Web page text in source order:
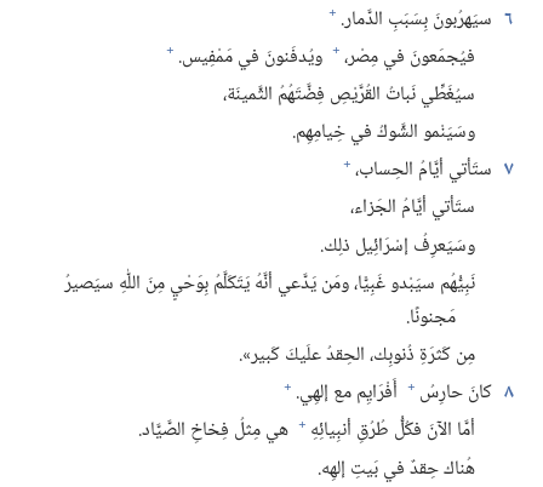
٦ سيَهرُبونَ بِسَبَبِ الدَّمار.‏ +
فيُجمَعونَ في مِصْر،‏ + ويُدفَنونَ في مَمْفِيس.‏ +
سيُغَطِّي نَباتُ القُرَّيْصِ فِضَّتَهُمُ الثَّمينَة،‏
وسَيَنْمو الشَّوكُ في خِيامِهِم.‏
٧ ستَأتي أيَّامُ الحِساب،‏ +
ستَأتي أيَّامُ الجَزاء،‏
وسَيَعرِفُ إسْرَائِيل ذلِك.‏
نَبِيُّهُم سيَبْدو غَبِيًّا،‏ ومَن يَدَّعي أنَّهُ يَتَكَلَّمُ بِوَحْيٍ مِنَ اللّٰهِ سيَصيرُ
مَجنونًا.‏
مِن كَثرَةِ ذُنوبِك،‏ الحِقدُ علَيكَ كَبير».‏
٨ كانَ حارِسُ + أَفْرَايِم مع إلهِي.‏ +
أمَّا الآنَ فكُلُّ طُرُقِ أنبِيائِهِ + هي مِثلُ فِخاخِ الصَّيَّاد.‏
هُناك حِقدٌ في بَيتِ إلهِه.‏